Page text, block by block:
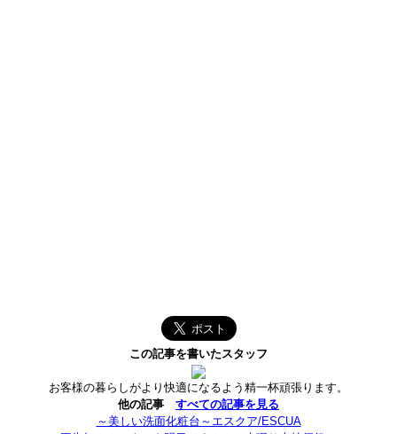
この記事を書いたスタッフ
お客様の暮らしがより快適になるよう精一杯頑張ります。
他の記事 すべての記事を見る
～美しい洗面化粧台～エスクア/ESCUA